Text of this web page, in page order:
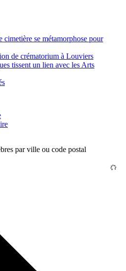
cimetière se métamorphose pour
de crématorium à Louviers
tissent un lien avec les Arts
par ville ou code postal